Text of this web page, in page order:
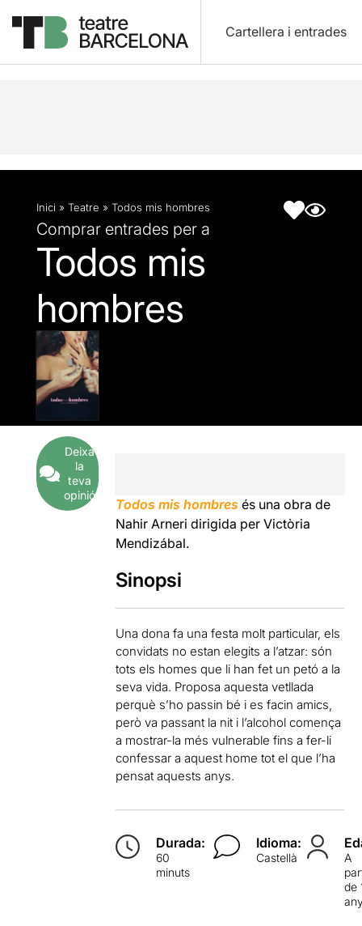
Cartellera i entrades
Descripció Fitxa artística
Inici » Teatre » Todos mis hombres
Comprar entrades per a
Todos mis
hombres
Deixa
la
teva
opinió
Todos mis hombres és una obra de
Nahir Arneri dirigida per Victòria
Mendizábal.
Sinopsi
Una dona fa una festa molt particular, els
convidats no estan elegits a l’atzar: són
tots els homes que li han fet un petó a la
seva vida. Proposa aquesta vetllada
perquè s’ho passin bé i es facin amics,
però va passant la nit i l’alcohol comença
a mostrar-la més vulnerable fins a fer-li
confessar a aquest home tot el que l’ha
pensat aquests anys.
Durada:
60
minuts
Idioma:
Castellà
A
de